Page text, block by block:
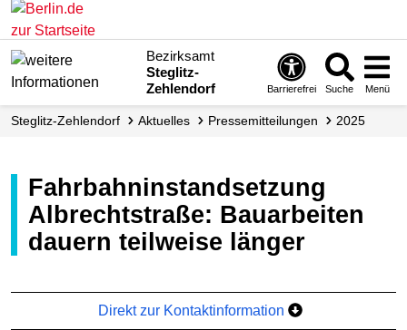
Bezirksamt
Steglitz-
Zehlendorf
Barrierefrei Suche Menü
Steglitz-Zehlendorf Aktuelles Presse­mitteilungen 2025
Fahrbahninstandsetzung
Albrechtstraße: Bauarbeiten
dauern teilweise länger
Direkt zur Kontaktinformation